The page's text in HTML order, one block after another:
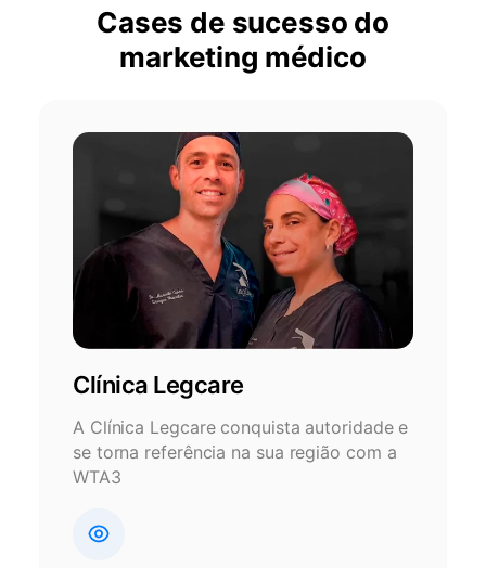
Cases de sucesso do
marketing médico
Clínica Legcare
A Clínica Legcare conquista autoridade e
se torna referência na sua região com a
WTA3